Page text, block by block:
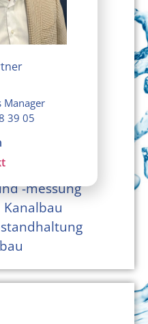
und
-messung
Manager
39 05